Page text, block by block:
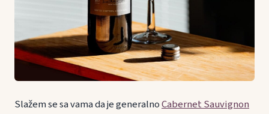
Slažem se sa vama da je generalnoCabernet Sauvignon